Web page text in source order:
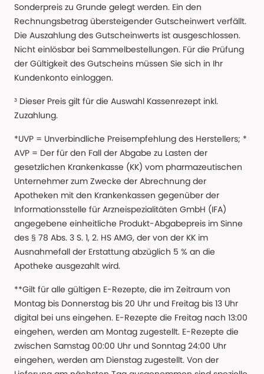
Sonderpreis zu Grunde gelegt werden. Ein den
Rechnungsbetrag übersteigender Gutscheinwert verfällt.
Die Auszahlung des Gutscheinwerts ist ausgeschlossen.
Nicht einlösbar bei Sammelbestellungen. Für die Prüfung
der Gültigkeit des Gutscheins müssen Sie sich in Ihr
Kundenkonto einloggen.
³ Dieser Preis gilt für die Auswahl Kassenrezept inkl.
Zuzahlung.
*UVP = Unverbindliche Preisempfehlung des Herstellers; *
AVP = Der für den Fall der Abgabe zu Lasten der
gesetzlichen Krankenkasse (KK) vom pharmazeutischen
Unternehmer zum Zwecke der Abrechnung der
Apotheken mit den Krankenkassen gegenüber der
Informationsstelle für Arzneispezialitäten GmbH (IFA)
angegebene einheitliche Produkt-Abgabepreis im Sinne
des § 78 Abs. 3 S. 1, 2. HS AMG, der von der KK im
Ausnahmefall der Erstattung abzüglich 5 % an die
Apotheke ausgezahlt wird.
**Gilt für alle gültigen E-Rezepte, die im Zeitraum von
Montag bis Donnerstag bis 20 Uhr und Freitag bis 13 Uhr
digital bei uns eingehen. E-Rezepte die Freitag nach 13:00
eingehen, werden am Montag zugestellt. E-Rezepte die
zwischen Samstag 00:00 Uhr und Sonntag 24:00 Uhr
eingehen, werden am Dienstag zugestellt. Von der